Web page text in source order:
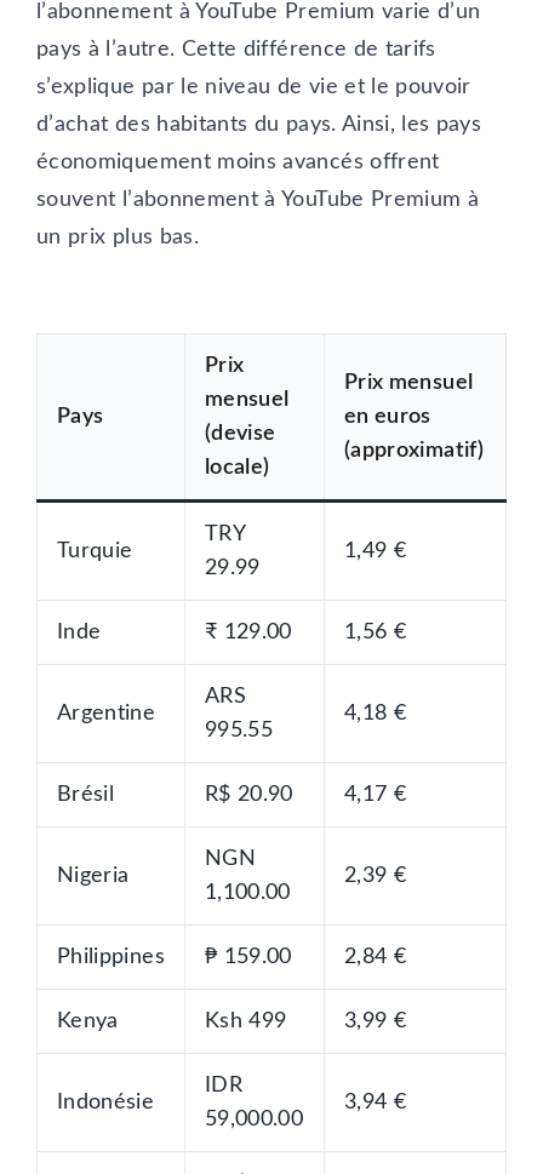
l’abonnement à YouTube Premium varie d’un
pays à l’autre. Cette différence de tarifs
s’explique par le niveau de vie et le pouvoir
d’achat des habitants du pays. Ainsi, les pays
économiquement moins avancés offrent
souvent l’abonnement à YouTube Premium à
un prix plus bas.
Pays
Prix
mensuel
(devise
locale)
Prix mensuel
en euros
(approximatif)
Turquie
TRY
29.99
1,49 €
Inde ₹ 129.00 1,56 €
Argentine
ARS
995.55
4,18 €
Brésil R$ 20.90 4,17 €
Nigeria
NGN
1,100.00
2,39 €
Philippines ₱ 159.00 2,84 €
Kenya Ksh 499 3,99 €
Indonésie
IDR
59,000.00
3,94 €